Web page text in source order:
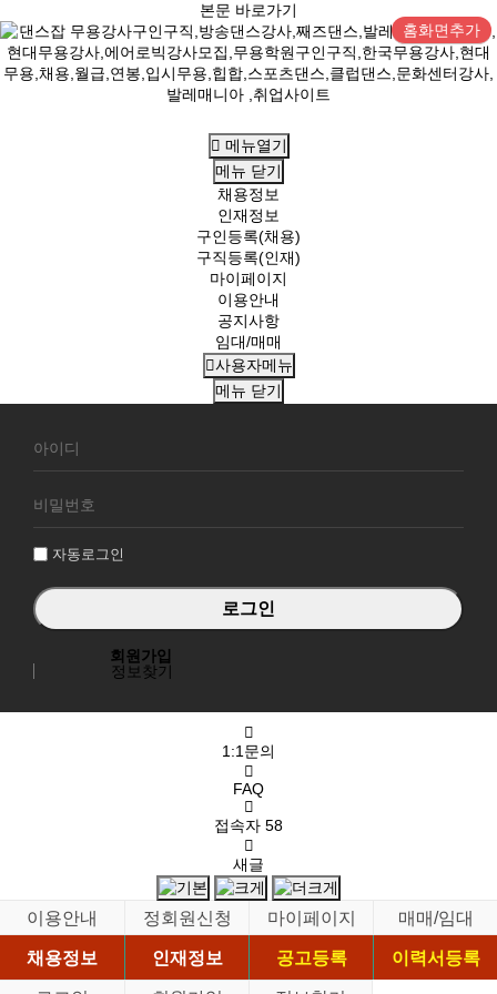
본문 바로가기
홈화면추가
메뉴열기
메뉴 닫기
채용정보
인재정보
구인등록(채용)
구직등록(인재)
마이페이지
이용안내
공지사항
임대/매매
사용자메뉴
메뉴 닫기
원
그
자동로그인
회원가입
정보찾기
1:1문의
FAQ
접속자 58
새글
이용안내 정회원신청 마이페이지
매매/임대
채용정보
인재정보 공고등록
이력서등록